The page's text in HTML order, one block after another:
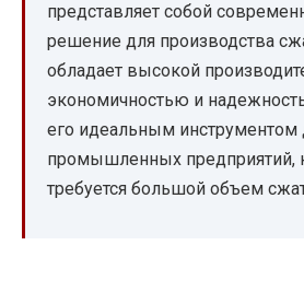
представляет собой
решение для производства
обладает высокой
экономичностью и
его идеальным инструментом
промышленных предприятий,
требуется большой объем